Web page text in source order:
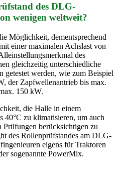
des DLG-
wenigen weltweit?
Möglichkeit, dementsprechend
einer maximalen Achslast von
des
gleichzeitig unterschiedliche
getestet werden, wie zum Beispiel
der Zapfwellenantrieb bis max.
150 kW.
die Halle in einem
40°C zu klimatisieren, um auch
berücksichtigen zu
des Rollenprüfstandes am DLG-
eigens für Traktoren
sogenannte PowerMix.